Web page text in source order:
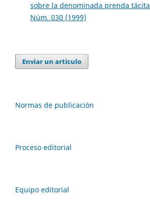
sobre la denominada prenda tácita
Núm. 030 (1999)
Enviar un artículo
Normas de publicación
Proceso editorial
Equipo editorial